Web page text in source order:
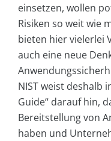
einsetzen, wollen
Risiken so weit wie
bieten hier vielerlei
auch eine neue
NIST weist deshalb
Guide“ darauf hin,
Bereitstellung von
haben und